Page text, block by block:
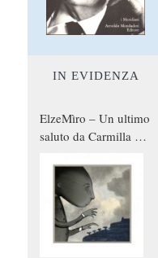
IN EVIDENZA
ElzeMìro – Un ultimo
saluto da Carmilla a
qualche modo sono
donne